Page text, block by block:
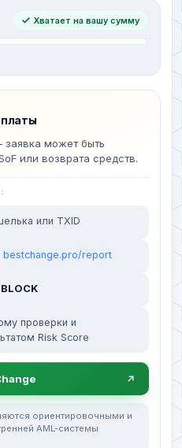
Хватает на вашу сумму
может быть
или возврата средств.
или TXID
bestchange.pro/report
проверки и
Risk Score
ориентировочными и
AML-системы